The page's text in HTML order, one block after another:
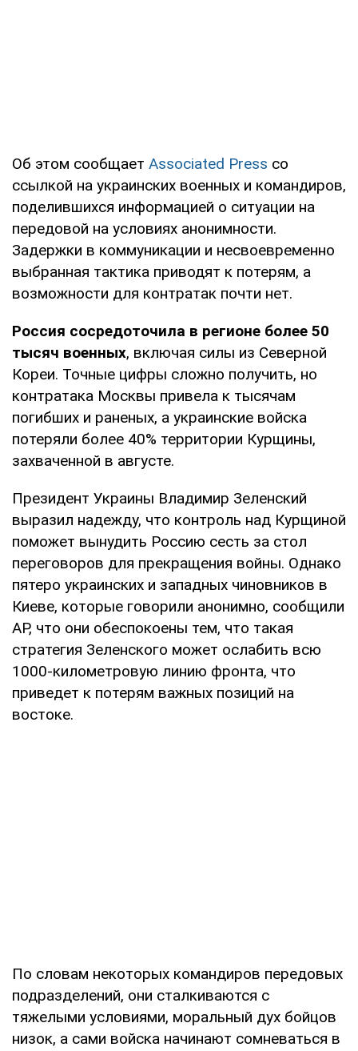
Об этом сообщает Associated Press со
ссылкой на украинских военных и командиров,
поделившихся информацией о ситуации на
передовой на условиях анонимности.
Задержки в коммуникации и несвоевременно
выбранная тактика приводят к потерям, а
возможности для контратак почти нет.
Россия сосредоточила в регионе более 50
тысяч военных, включая силы из Северной
Кореи. Точные цифры сложно получить, но
контратака Москвы привела к тысячам
погибших и раненых, а украинские войска
потеряли более 40% территории Курщины,
захваченной в августе.
Президент Украины Владимир Зеленский
выразил надежду, что контроль над Курщиной
поможет вынудить Россию сесть за стол
переговоров для прекращения войны. Однако
пятеро украинских и западных чиновников в
Киеве, которые говорили анонимно, сообщили
АР, что они обеспокоены тем, что такая
стратегия Зеленского может ослабить всю
1000-километровую линию фронта, что
приведет к потерям важных позиций на
востоке.
По словам некоторых командиров передовых
подразделений, они сталкиваются с
тяжелыми условиями, моральный дух бойцов
низок, а сами войска начинают сомневаться в